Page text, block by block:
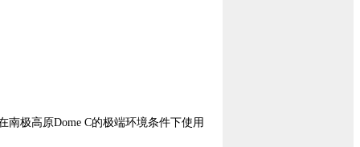
极高原Dome C的极端环境条件下使用